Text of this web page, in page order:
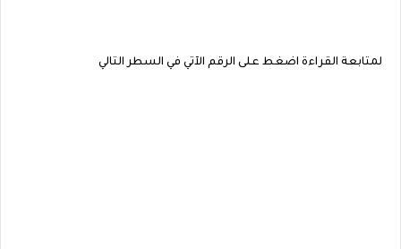
لمتابعة القراءة اضغط على الرقم الآتي في السطر التالي